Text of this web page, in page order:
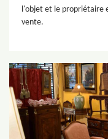
l'objet et le propriétaire
vente.